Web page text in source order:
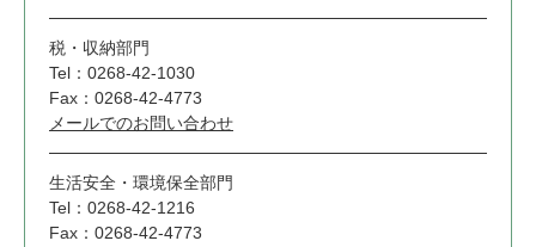
税・収納部門
Tel：0268-42-1030
Fax：0268-42-4773
メールでのお問い合わせ
生活安全・環境保全部門
Tel：0268-42-1216
Fax：0268-42-4773